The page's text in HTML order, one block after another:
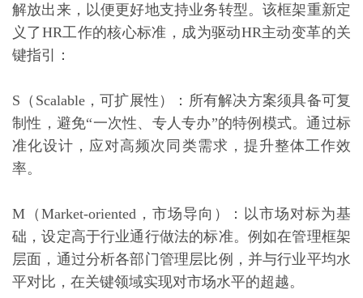
解放出来，以便更好地支持业务转型。该框架重新定
义了HR工作的核心标准，成为驱动HR主动变革的关
键指引：
S（Scalable，可扩展性）：所有解决方案须具备可复
制性，避免“一次性、专人专办”的特例模式。通过标
准化设计，应对高频次同类需求，提升整体工作效
率。
M（Market-oriented，市场导向）：以市场对标为基
础，设定高于行业通行做法的标准。例如在管理框架
层面，通过分析各部门管理层比例，并与行业平均水
平对比，在关键领域实现对市场水平的超越。